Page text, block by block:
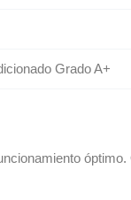
Grado A+